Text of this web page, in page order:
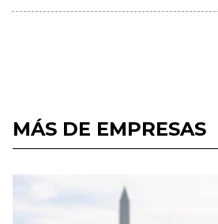
MÁS DE EMPRESAS